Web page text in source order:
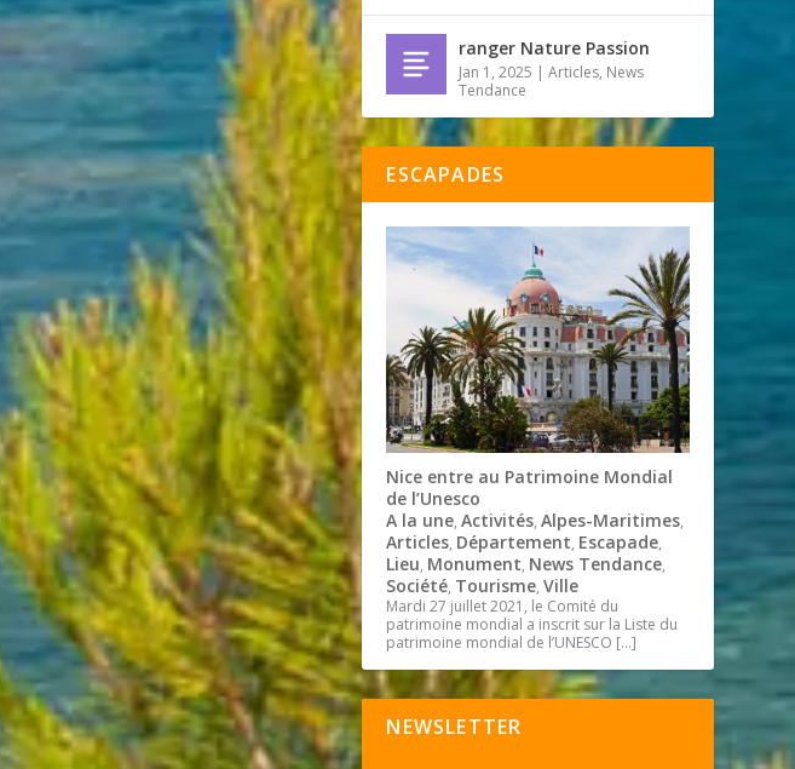
ranger Nature Passion
Jan 1, 2025 |Articles, News
Tendance
ESCAPADES
Nice entre au Patrimoine Mondial
de l’Unesco
A la une,Activités,Alpes-Maritimes,
Articles, Département, Escapade,
Lieu, Monument, News Tendance,
Société, Tourisme,Ville
Mardi 27 juillet 2021, le Comité du
patrimoine mondial a inscrit sur la Liste du
patrimoine mondial de l’UNESCO […]
NEWSLETTER